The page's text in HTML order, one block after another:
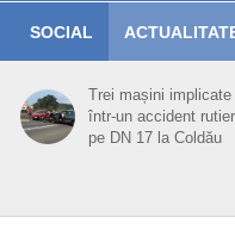
SOCIAL
Trei mașini implicate
într-un accident rutier
pe DN 17 la Coldău